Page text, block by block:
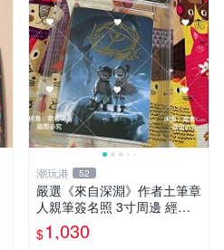
潮玩港 52
嚴選《來自深淵》作者土筆章
人親筆簽名照 3寸周邊 經典
卡磚 相片拍賣 深淵 Made in
Abyss 土筆章人 照片
$1,030